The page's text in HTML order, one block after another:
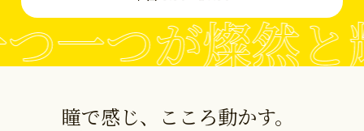
一つが燦然と
瞳で感じ、こころ動かす。